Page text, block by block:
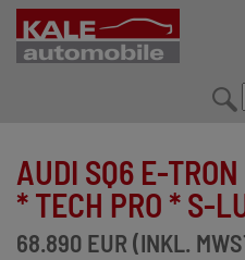
LEISTUNGEN
KONFIGURATOR
AUDI SQ6 E-
* TECH PRO * S-
68.890 EUR (INKL.